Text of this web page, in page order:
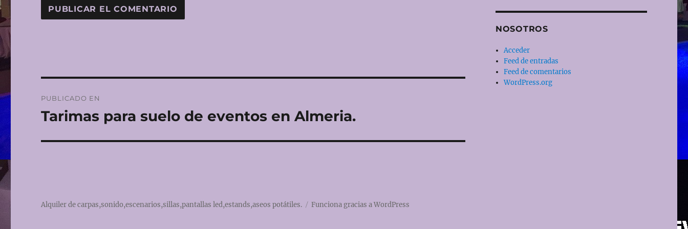
de
PUBLICADO EN
Tarimas para suelo de eventos en Almeria.
NOSOTROS
Acceder
Feed de entradas
Feed de comentarios
WordPress.org
Alquiler de carpas,sonido,escenarios,sillas,pantallas led,estands,aseos potátiles. Funciona gracias a WordPress